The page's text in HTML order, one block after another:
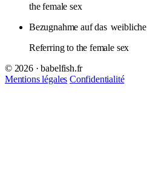
the female sex
Bezugnahme auf das weibliche
Referring to the female sex
© 2026 · babelfish.fr
Mentions légales Confidentialité